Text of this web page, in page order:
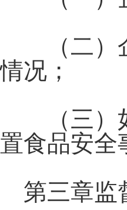
（二）企
情况；
（三）如
置食品安全
第三章监